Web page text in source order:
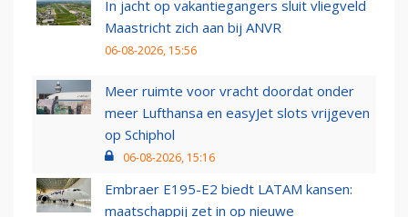
In jacht op vakantiegangers sluit vliegveld
Maastricht zich aan bij ANVR
06-08-2026, 15:56
Meer ruimte voor vracht doordat onder
meer Lufthansa en easyJet slots vrijgeven
op Schiphol
06-08-2026, 15:16
Embraer E195-E2 biedt LATAM kansen:
maatschappij zet in op nieuwe